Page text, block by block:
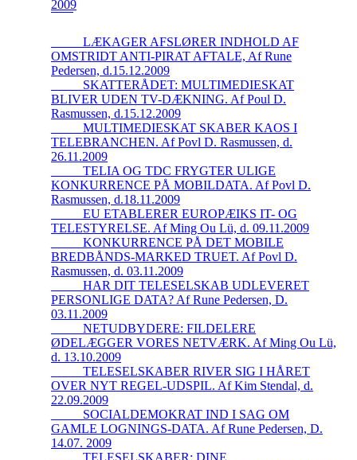
2009
_____LÆKAGER AFSLØRER INDHOLD AF
OMSTRIDT ANTI-PIRAT AFTALE, Af Rune
Pedersen, d.15.12.2009
_____SKATTERÅDET: MULTIMEDIESKAT
BLIVER UDEN TV-DÆKNING. Af Poul D.
Rasmussen, d.15.12.2009
_____MULTIMEDIESKAT SKABER KAOS I
TELEBRANCHEN. Af Povl D. Rasmussen, d.
26.11.2009
_____TELIA OG TDC FRYGTER ULIGE
KONKURRENCE PÅ MOBILDATA. Af Povl D.
Rasmussen, d.18.11.2009
_____EU ETABLERER EUROPÆIKS IT- OG
TELESTYRELSE. Af Ming Ou Lü, d. 09.11.2009
_____KONKURRENCE PÅ DET MOBILE
BREDBÅNDS-MARKED TRUET. Af Povl D.
Rasmussen, d. 03.11.2009
_____HAR DIT TELESELSKAB UDLEVERET
PERSONLIGE DATA? Af Rune Pedersen, D.
03.11.2009
_____NETUDBYDERE: FILDELERE
ØDELÆGGER VORES NETVÆRK. Af Ming Ou Lü,
d. 13.10.2009
_____TELESELSKABER RIVER SIG I HÅRET
OVER NYT REGEL-UDSPIL. Af Kim Stendal, d.
22.09.2009
_____SOCIALDEMOKRAT IND I SAG OM
GAMLE LOGNINGS-DATA. Af Rune Pedersen, D.
14.07. 2009